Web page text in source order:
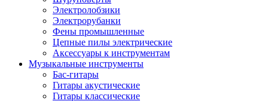
Электролобзики
Электрорубанки
Фены промышленные
Цепные пилы электрические
Аксессуары к инструментам
Музыкальные инструменты
Бас-гитары
Гитары акустические
Гитары классические